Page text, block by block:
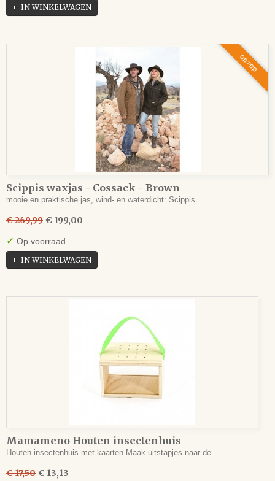
IN WINKELWAGEN
op=op
Scippis waxjas - Cossack - Brown
mooie en praktische jas, wind- en waterdicht: Scippis…
€ 269,99 € 199,00
✓ Op voorraad
IN WINKELWAGEN
Mamameno Houten insectenhuis
Houten insectenhuis met kaarten Maak uitstapjes naar de…
€ 17,50 € 13,13